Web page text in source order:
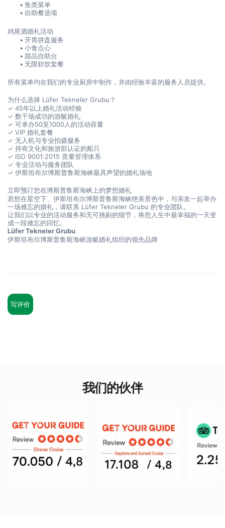
鱼类菜单
自助餐选项
鸡尾酒婚礼活动
开胃拼盘服务
小食点心
甜品自助台
无限软饮套餐
所有菜单均在我们的专业厨房中制作，并由经验丰富的服务人员提供。
为什么选择 Lüfer Tekneler Grubu？
✓ 45年以上婚礼活动经验
✓ 数千场成功的游艇婚礼
✓ 可承办50至1000人的活动容量
✓ VIP 婚礼套餐
✓ 无人机与专业拍摄服务
✓ 持有文化和旅游部认证的船只
✓ ISO 9001:2015 质量管理体系
✓ 专业活动与服务团队
✓ 伊斯坦布尔博斯普鲁斯海峡最具声望的婚礼场地
立即预订您在博斯普鲁斯海峡上的梦想婚礼
若想在星空下、伊斯坦布尔博斯普鲁斯海峡绝美景色中，与亲友一起举办
一场难忘的婚礼，请联系 Lüfer Tekneler Grubu 的专业团队。
让我们以专业的活动服务和无可挑剔的细节，将您人生中最幸福的一天变
成一段难忘的回忆。
Lüfer Tekneler Grubu
伊斯坦布尔博斯普鲁斯海峡游艇婚礼组织的领先品牌
写评价
我们的伙伴